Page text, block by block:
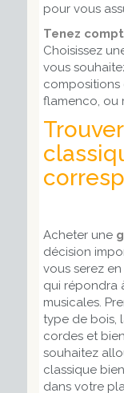
pour vous
Tenez
Choisissez
vous
compositions
flamenco, ou
Acheter une
décision
vous serez
qui répondra
musicales.
type de bois,
cordes et
souhaitez
classique
dans votre